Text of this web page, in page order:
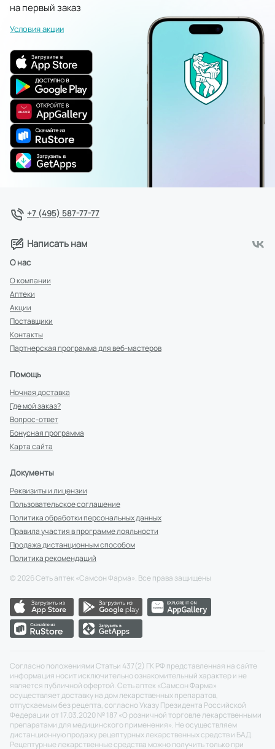
на первый заказ
Условия акции
+7 (495) 587-77-77
Написать нам
О нас
О компании
Аптеки
Акции
Поставщики
Контакты
Партнерская программа для веб-мастеров
Помощь
Ночная доставка
Где мой заказ?
Вопрос-ответ
Бонусная программа
Карта сайта
Документы
Реквизиты и лицензии
Пользовательское соглашение
Политика обработки персональных данных
Правила участия в программе лояльности
Продажа дистанционным способом
Политика рекомендаций
© 2026Сеть аптек «Самсон Фарма». Все права защищены
Согласно положениями Статьи 437(2) ГК РФ представленная на сайте
информация носит исключительно ознакомительный характер и не
является публичной офертой. Сеть аптек «Самсон Фарма»
осуществляет доставку на дом лекарственных препаратов,
отпускаемым без рецепта, согласно Указу Президента Российской
Федерации от 17.03.2020 № 187 «О розничной торговле лекарственными
препаратами для медицинского применения». Не осуществляем
дистанционную продажу рецептурных лекарственных средств и БАД.
Рецептурные лекарственные средства можно получить только при